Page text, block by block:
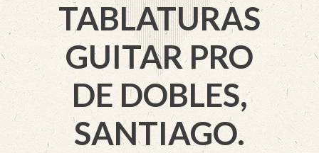
TABLATURAS
GUITAR PRO
DE DOBLES,
SANTIAGO.